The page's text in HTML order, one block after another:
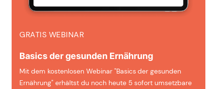
GRATIS WEBINAR
Basics der gesunden Ernährung
Mit dem kostenlosen Webinar "Basics der gesunden
Ernährung" erhältst du noch heute 5 sofort umsetzbare